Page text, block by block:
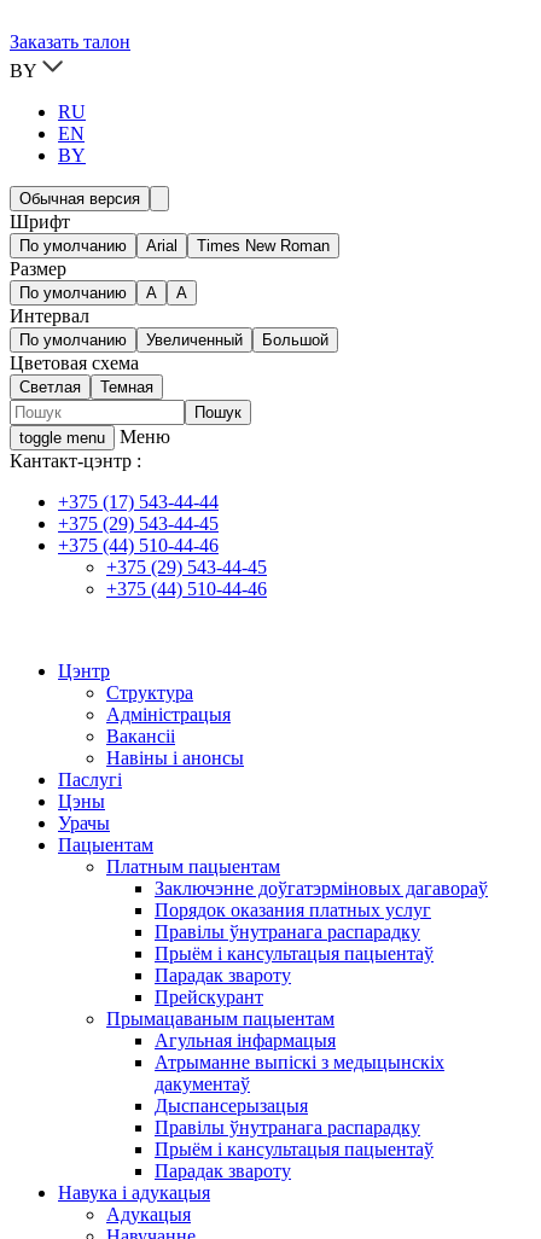
Заказать талон
BY
RU
EN
BY
Обычная версия
Шрифт
По умолчанию Arial Times New Roman
Размер
По умолчанию A A
Интервал
По умолчанию Увеличенный Большой
Цветовая схема
Светлая Темная
toggle menu
Меню
Кантакт-цэнтр :
+375 (17) 543-44-44
+375 (29) 543-44-45
+375 (44) 510-44-46
+375 (29) 543-44-45
+375 (44) 510-44-46
Цэнтр
Структура
Адміністрацыя
Вакансіі
Навіны і анонсы
Паслугі
Цэны
Урачы
Пацыентам
Платным пацыентам
Заключэнне доўгатэрміновых дагавораў
Порядок оказания платных услуг
Правілы ўнутранага распарадку
Прыём і кансультацыя пацыентаў
Парадак звароту
Прейскурант
Прымацаваным пацыентам
Агульная інфармацыя
Атрыманне выпіскі з медыцынскіх
дакументаў
Дыспансерызацыя
Правілы ўнутранага распарадку
Прыём і кансультацыя пацыентаў
Парадак звароту
Навука і адукацыя
Адукацыя